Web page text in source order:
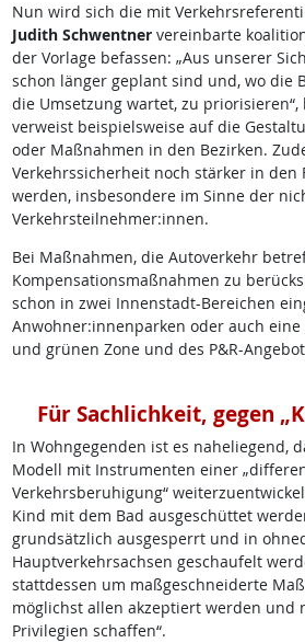
Nun wird sich die mit
Judith Schwentnervereinbarte
der Vorlage befassen: „Aus unserer
schon länger geplant sind und, wo die
die Umsetzung wartet, zu
verweist beispielsweise auf die
oder Maßnahmen in den Bezirken.
Verkehrssicherheit noch stärker in den
werden, insbesondere im Sinne der
Verkehrsteilnehmer:innen.
Bei Maßnahmen, die Autoverkehr
Kompensationsmaßnahmen zu
schon in zwei Innenstadt-Bereichen
Anwohner:innenparken oder auch
und grünen Zone und des P&R-
Für Sachlichkeit, gegen
In Wohngegenden ist es naheliegend,
Modell mit Instrumenten einer
Verkehrsberuhigung“
Kind mit dem Bad ausgeschüttet
grundsätzlich ausgesperrt und in
Hauptverkehrsachsen geschaufelt
stattdessen um maßgeschneiderte
möglichst allen akzeptiert werden und
Privilegien schaffen“.